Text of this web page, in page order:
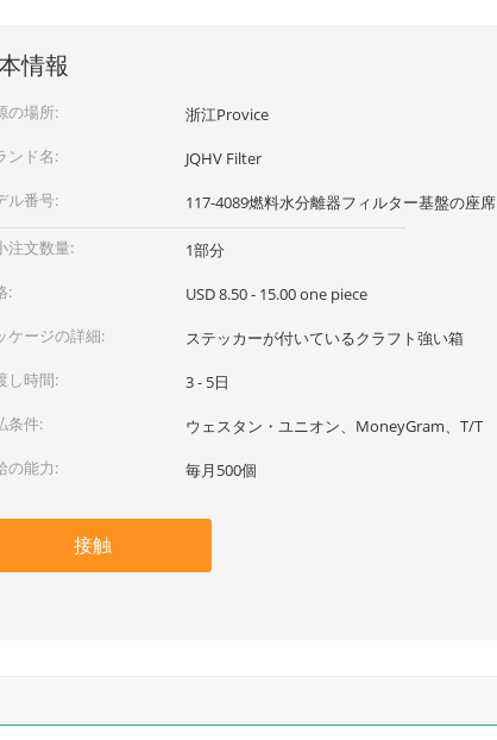
情報
の場所:
浙江Provice
ンド名:
JQHV Filter
ル番号:
117-4089燃料水分離器フィルター基盤の座席
注文数量:
1部分
:
USD 8.50 - 15.00 one piece
ケージの詳細:
ステッカーが付いているクラフト強い箱
し時間:
3 - 5日
条件:
ウェスタン・ユニオン、MoneyGram、T/T
の能力:
毎月500個
接触